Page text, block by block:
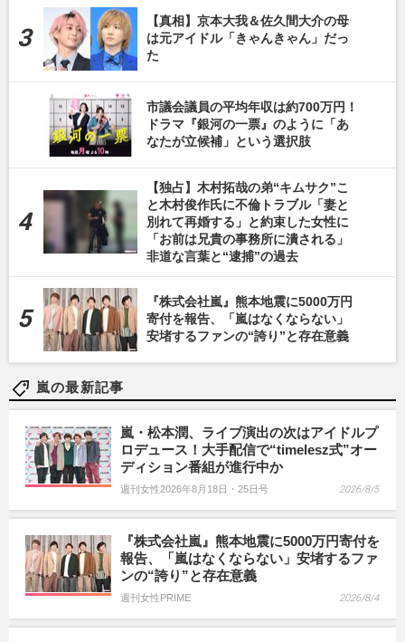
【真相】京本大我＆佐久間大介の母
は元アイドル「きゃんきゃん」だっ
た
市議会議員の平均年収は約700万円！
ドラマ『銀河の一票』のように「あ
なたが立候補」という選択肢
【独占】木村拓哉の弟“キムサク”こ
と木村俊作氏に不倫トラブル「妻と
別れて再婚する」と約束した女性に
「お前は兄貴の事務所に潰される」
非道な言葉と“逮捕”の過去
『株式会社嵐』熊本地震に5000万円
寄付を報告、「嵐はなくならない」
安堵するファンの“誇り”と存在意義
嵐の最新記事
嵐・松本潤、ライブ演出の次はアイドルプ
ロデュース！大手配信で“timelesz式”オー
ディション番組が進行中か
週刊女性2026年8月18日・25日号 2026/8/5
『株式会社嵐』熊本地震に5000万円寄付を
報告、「嵐はなくならない」安堵するファ
ンの“誇り”と存在意義
週刊女性PRIME 2026/8/4